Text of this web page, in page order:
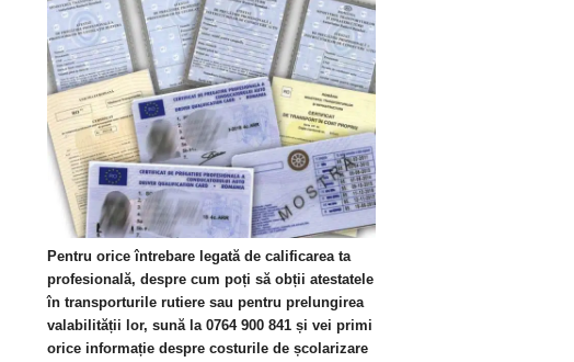
Pentru orice întrebare legată de calificarea ta
profesională, despre cum poți să obții atestatele
în transporturile rutiere sau pentru prelungirea
valabilității lor, sună la 0764 900 841 și vei primi
orice informație despre costurile de școlarizare